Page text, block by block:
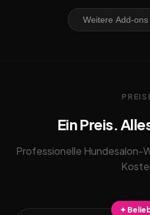
Weitere Add-ons
Ein Preis.
Professionelle Hundesalon-
✦